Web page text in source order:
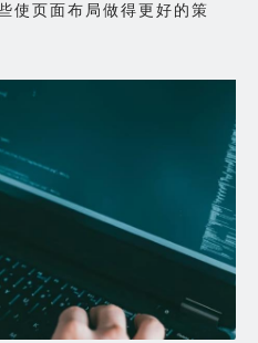
使页面布局做得更好的策